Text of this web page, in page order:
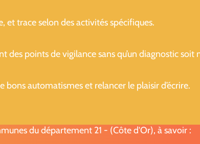
et trace selon des activités spécifiques.
points de vigilance sans qu’un diagnostic soit
automatismes et relancer le plaisir d’écrire.
du département 21 - (Côte d'Or), à savoir :